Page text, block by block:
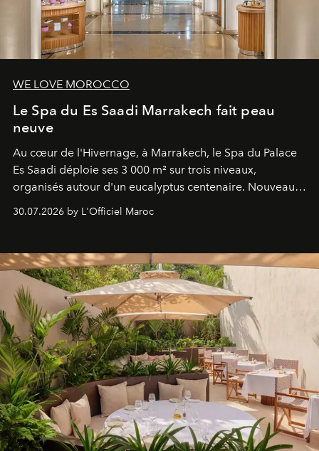
WE LOVE MOROCCO
Le Spa du Es Saadi Marrakech fait peau
neuve
Au cœur de l'Hivernage, à Marrakech, le Spa du Palace
Es Saadi déploie ses 3 000 m² sur trois niveaux,
organisés autour d'un eucalyptus centenaire. Nouveau
neuro-cosmétique, parcours thermal et studio dédié au
entièreté, entre science des émotions et rituels
reposants.
30.07.2026 by L'Officiel Maroc